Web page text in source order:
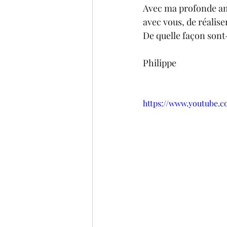
Avec ma profonde
avec vous, de
De quelle façon
Philippe
https://